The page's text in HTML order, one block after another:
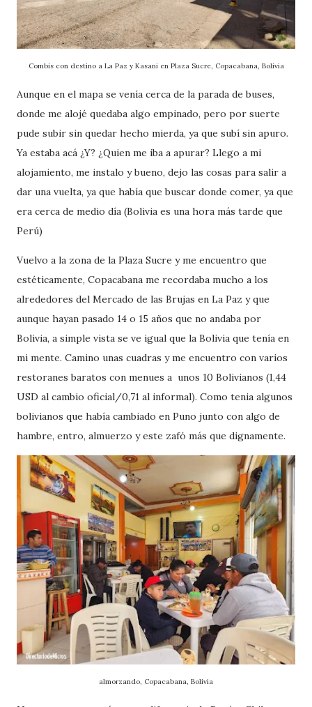
Combis con destino a La Paz y Kasani en Plaza Sucre, Copacabana, Bolivia
Aunque en el mapa se venía cerca de la parada de buses,
donde me alojé quedaba algo empinado, pero por suerte
pude subir sin quedar hecho mierda, ya que subí sin apuro.
Ya estaba acá ¿Y? ¿Quien me iba a apurar? Llego a mi
alojamiento, me instalo y bueno, dejo las cosas para salir a
dar una vuelta, ya que había que buscar donde comer, ya que
era cerca de medio día (Bolivia es una hora más tarde que
Perú)
Vuelvo a la zona de la Plaza Sucre y me encuentro que
estéticamente, Copacabana me recordaba mucho a los
alrededores del Mercado de las Brujas en La Paz y que
aunque hayan pasado 14 o 15 años que no andaba por
Bolivia, a simple vista se ve igual que la Bolivia que tenía en
mi mente. Camino unas cuadras y me encuentro con varios
restoranes baratos con menues a unos 10 Bolivianos (1,44
USD al cambio oficial/0,71 al informal). Como tenia algunos
bolivianos que había cambiado en Puno junto con algo de
hambre, entro, almuerzo y este zafó más que dignamente.
almorzando, Copacabana, Bolivia